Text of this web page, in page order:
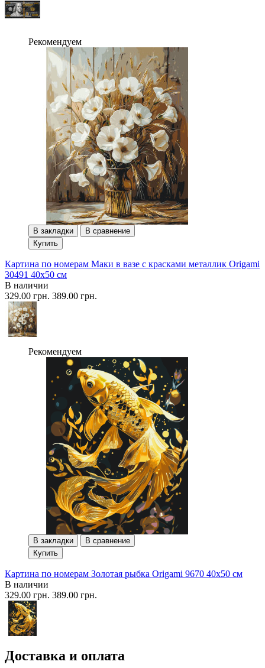
Рекомендуем
В закладки
В сравнение
Купить
Картина по номерам Маки в вазе с красками металлик Origami
30491 40x50 см
В наличии
329.00 грн. 389.00 грн.
Рекомендуем
В закладки
В сравнение
Купить
Картина по номерам Золотая рыбка Origami 9670 40x50 см
В наличии
329.00 грн. 389.00 грн.
Доставка и оплата